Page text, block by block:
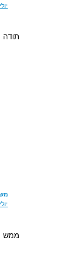
תודה
ממש